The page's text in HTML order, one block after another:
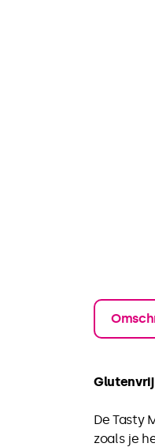
De Tasty
zoals je